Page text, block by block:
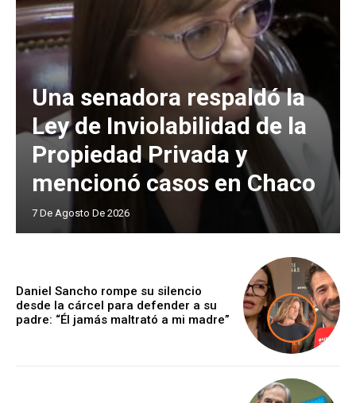
Una senadora respaldó la
Ley de Inviolabilidad de la
Propiedad Privada y
mencionó casos en Chaco
7 De Agosto De 2026
Daniel Sancho rompe su silencio
desde la cárcel para defender a su
padre: “Él jamás maltrató a mi madre”